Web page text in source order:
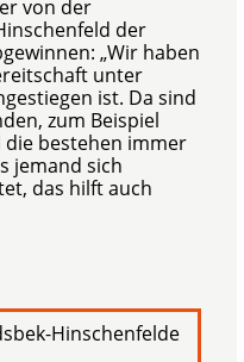
von der
der
„Wir haben
unter
ist. Da sind
zum Beispiel
die bestehen immer
jemand sich
das hilft auch
Hinschenfelde